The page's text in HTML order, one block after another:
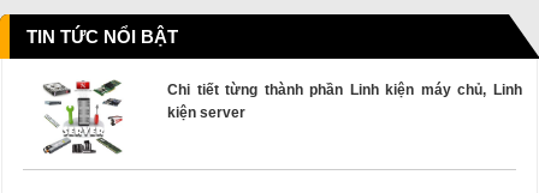
TIN TỨC NỔI BẬT
Chi tiết từng thành phần Linh kiện máy chủ, Linh
kiện server